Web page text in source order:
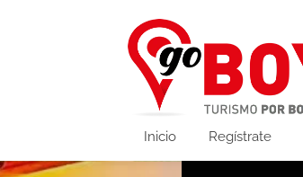
Inicio Regístrate